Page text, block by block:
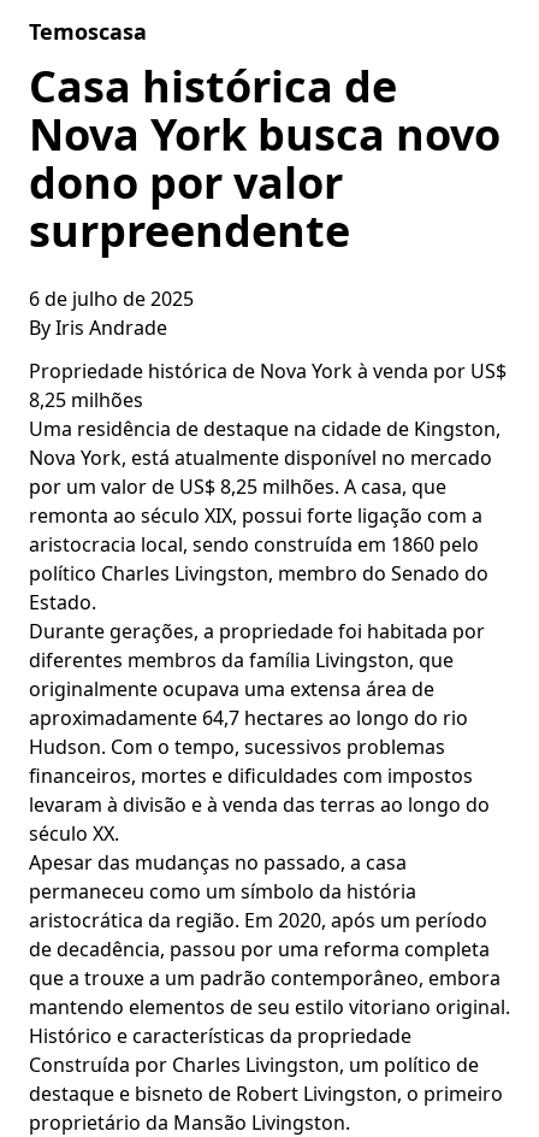
Temoscasa
Casa histórica de
Nova York busca novo
dono por valor
surpreendente
6 de julho de 2025
ByIris Andrade
Propriedade histórica de Nova York à venda por US$
8,25 milhões
Uma residência de destaque na cidade de Kingston,
Nova York, está atualmente disponível no mercado
por um valor de US$ 8,25 milhões. A casa, que
remonta ao século XIX, possui forte ligação com a
aristocracia local, sendo construída em 1860 pelo
político Charles Livingston, membro do Senado do
Estado.
Durante gerações, a propriedade foi habitada por
diferentes membros da família Livingston, que
originalmente ocupava uma extensa área de
aproximadamente 64,7 hectares ao longo do rio
Hudson. Com o tempo, sucessivos problemas
financeiros, mortes e dificuldades com impostos
levaram à divisão e à venda das terras ao longo do
século XX.
Apesar das mudanças no passado, a casa
permaneceu como um símbolo da história
aristocrática da região. Em 2020, após um período
de decadência, passou por uma reforma completa
que a trouxe a um padrão contemporâneo, embora
mantendo elementos de seu estilo vitoriano original.
Histórico e características da propriedade
Construída por Charles Livingston, um político de
destaque e bisneto de Robert Livingston, o primeiro
proprietário da Mansão Livingston.